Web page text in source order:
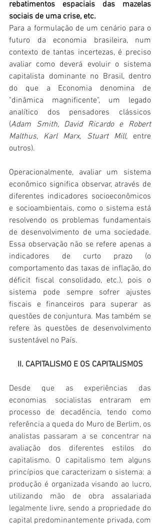
rebatimentos espaciais das mazelas
sociais de uma crise, etc.
Para a formulação de um cenário para o
futuro da economia brasileira, num
contexto de tantas incertezas, é preciso
avaliar como deverá evoluir o sistema
capitalista dominante no Brasil, dentro
do que a Economia denomina de
"dinâmica magnificente", um legado
analítico dos pensadores clássicos
(Adam Smith, David Ricardo e Robert
Malthus, Karl Marx, Stuart Mill, entre
outros).
Operacionalmente, avaliar um sistema
econômico significa observar, através de
diferentes indicadores socioeconômicos
e socioambientais, como o sistema está
resolvendo os problemas fundamentais
de desenvolvimento de uma sociedade.
Essa observação não se refere apenas a
indicadores de curto prazo (o
comportamento das taxas de inflação, do
déficit fiscal consolidado, etc.), pois o
sistema pode sempre sofrer ajustes
fiscais e financeiros para superar as
questões de conjuntura. Mas também se
refere às questões de desenvolvimento
sustentável no País.
II. CAPITALISMO E OS CAPITALISMOS
Desde que as experiências das
economias socialistas entraram em
processo de decadência, tendo como
referência a queda do Muro de Berlim, os
analistas passaram a se concentrar na
avaliação dos diferentes estilos do
capitalismo. O capitalismo tem alguns
princípios que caracterizam o sistema: a
produção é organizada visando ao lucro,
utilizando mão de obra assalariada
legalmente livre, sendo a propriedade do
capital predominantemente privada, com